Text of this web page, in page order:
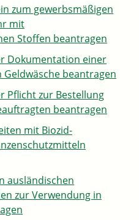
zum gewerbsmäßigen
mit
Stoffen beantragen
Dokumentation einer
Geldwäsche beantragen
Pflicht zur Bestellung
beantragen
mit Biozid-
ausländischen
zur Verwendung in